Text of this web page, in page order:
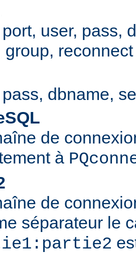
user, pass,
group, reconnect
dbname,
de
à
de
séparateur le